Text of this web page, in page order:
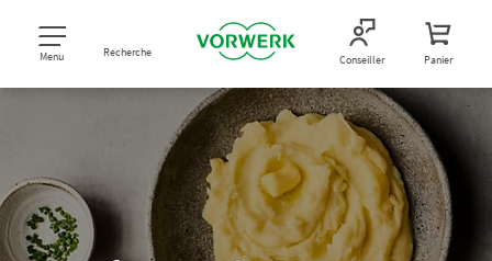
Menu Recherche Conseiller Panier